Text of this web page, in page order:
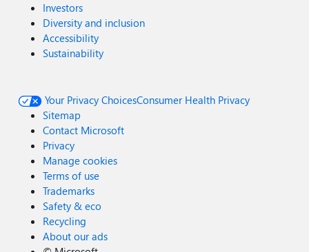
Investors
Diversity and inclusion
Accessibility
Sustainability
Your Privacy ChoicesConsumer Health Privacy
Sitemap
Contact Microsoft
Privacy
Manage cookies
Terms of use
Trademarks
Safety & eco
Recycling
About our ads